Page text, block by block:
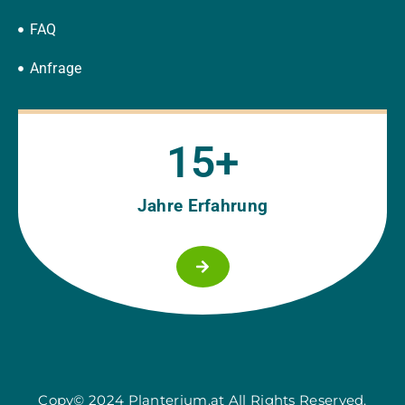
FAQ
Anfrage
Jahre Erfahrung
15+
Copy© 2024 Planterium.at All Rights Reserved.